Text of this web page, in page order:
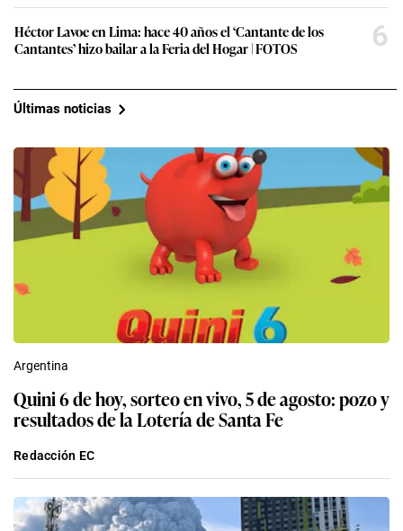
Héctor Lavoe en Lima: hace 40 años el ‘Cantante de los
Cantantes’ hizo bailar a la Feria del Hogar | FOTOS
6
Últimas noticias
Argentina
Quini 6 de hoy, sorteo en vivo, 5 de agosto: pozo y
resultados de la Lotería de Santa Fe
Redacción EC